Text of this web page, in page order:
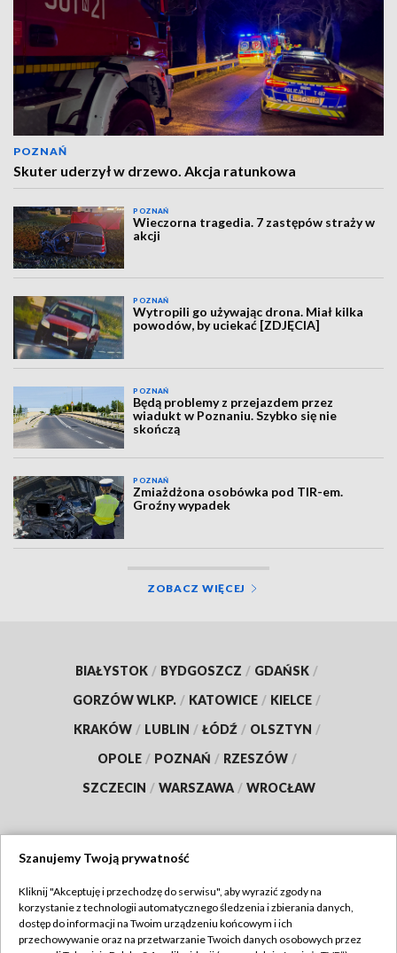
POZNAŃ
Skuter uderzył w drzewo. Akcja ratunkowa
POZNAŃ
Wieczorna tragedia. 7 zastępów straży w
akcji
POZNAŃ
Wytropili go używając drona. Miał kilka
powodów, by uciekać [ZDJĘCIA]
POZNAŃ
Będą problemy z przejazdem przez
wiadukt w Poznaniu. Szybko się nie
skończą
POZNAŃ
Zmiażdżona osobówka pod TIR-em.
Groźny wypadek
ZOBACZ WIĘCEJ
BIAŁYSTOK / BYDGOSZCZ / GDAŃSK /
GORZÓW WLKP. / KATOWICE / KIELCE /
KRAKÓW / LUBLIN / ŁÓDŹ / OLSZTYN /
OPOLE / POZNAŃ / RZESZÓW /
SZCZECIN / WARSZAWA / WROCŁAW
TVP
Abonament TVP
Regulamin TVP
Szanujemy Twoją prywatność
Kliknij "Akceptuję i przechodzę do serwisu", aby wyrazić zgody na
korzystanie z technologii automatycznego śledzenia i zbierania danych,
dostęp do informacji na Twoim urządzeniu końcowym i ich
przechowywanie oraz na przetwarzanie Twoich danych osobowych przez